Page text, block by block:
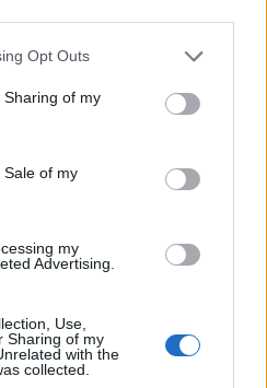
Opt Outs
of my
of my
my
Advertising.
Use,
Sharing of my
with the
collected.
leder:
ljom.no